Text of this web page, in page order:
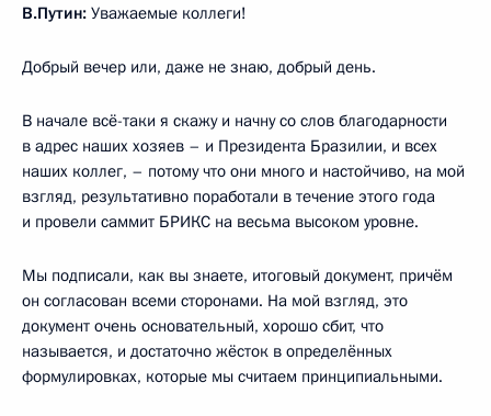
В.Путин: Уважаемые коллеги!
Добрый вечер или, даже не знаю, добрый день.
В начале всё-таки я скажу и начну со слов благодарности
в адрес наших хозяев – и Президента Бразилии, и всех
наших коллег, – потому что они много и настойчиво, на мой
взгляд, результативно поработали в течение этого года
и провели саммит БРИКС на весьма высоком уровне.
Мы подписали, как вы знаете, итоговый документ, причём
он согласован всеми сторонами. На мой взгляд, это
документ очень основательный, хорошо сбит, что
называется, и достаточно жёсток в определённых
формулировках, которые мы считаем принципиальными.